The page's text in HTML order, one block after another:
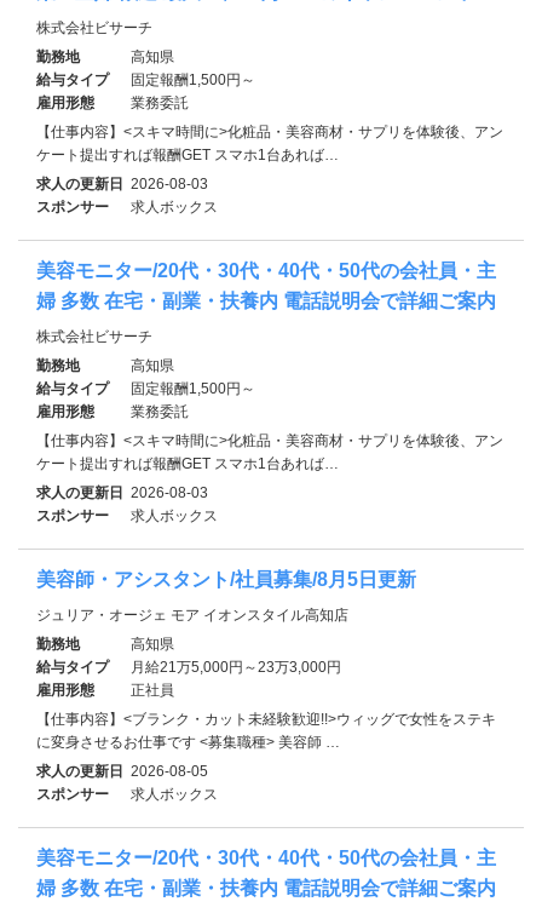
株式会社ビサーチ
勤務地
高知県
給与タイプ
固定報酬1,500円～
雇用形態
業務委託
【仕事内容】<スキマ時間に>化粧品・美容商材・サプリを体験後、アン
ケート提出すれば報酬GET スマホ1台あれば…
求人の更新日 2026-08-03
スポンサー
求人ボックス
美容モニター/20代・30代・40代・50代の会社員・主
婦 多数 在宅・副業・扶養内 電話説明会で詳細ご案内
株式会社ビサーチ
勤務地
高知県
給与タイプ
固定報酬1,500円～
雇用形態
業務委託
【仕事内容】<スキマ時間に>化粧品・美容商材・サプリを体験後、アン
ケート提出すれば報酬GET スマホ1台あれば…
求人の更新日 2026-08-03
スポンサー
求人ボックス
美容師・アシスタント/社員募集/8月5日更新
ジュリア・オージェ モア イオンスタイル高知店
勤務地
高知県
給与タイプ
月給21万5,000円～23万3,000円
雇用形態
正社員
【仕事内容】<ブランク・カット未経験歓迎!!>ウィッグで女性をステキ
に変身させるお仕事です <募集職種> 美容師 …
求人の更新日 2026-08-05
スポンサー
求人ボックス
美容モニター/20代・30代・40代・50代の会社員・主
婦 多数 在宅・副業・扶養内 電話説明会で詳細ご案内